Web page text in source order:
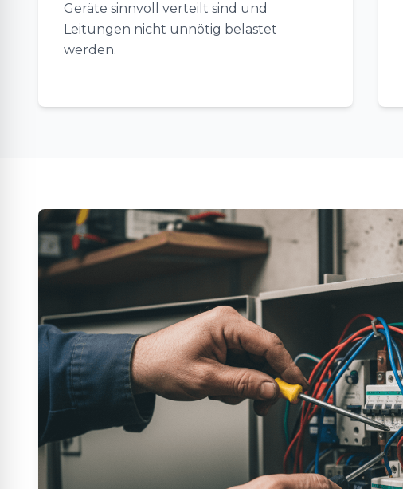
Geräte sinnvoll verteilt sind und
Leitungen nicht unnötig belastet
werden.